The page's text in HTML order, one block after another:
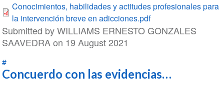
Conocimientos, habilidades y actitudes profesionales para
la intervención breve en adicciones.pdf
Submitted byWILLIAMS ERNESTO GONZALES
SAAVEDRAon 19 August 2021
#
Concuerdo con las evidencias…